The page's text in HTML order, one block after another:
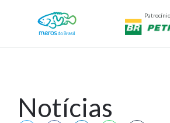
Notícias